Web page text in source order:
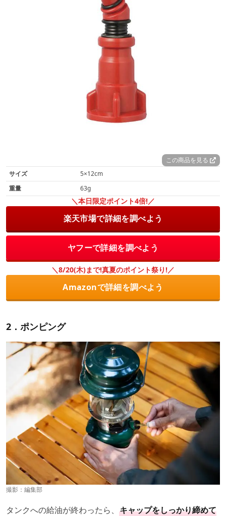
この商品を見る
サイズ
5×12cm
重量
63g
＼本日限定ポイント4倍!／
楽天市場で詳細を調べよう
ヤフーで詳細を調べよう
＼8/20(木)まで!真夏のポイント祭り!／
Amazonで詳細を調べよう
2．ポンピング
撮影：編集部
タンクへの給油が終わったら、 キャップをしっかり締めて